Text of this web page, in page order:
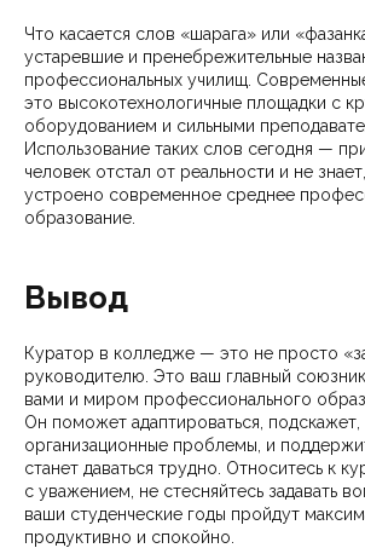
Что касается слов «шарага» или
устаревшие и пренебрежительные
профессиональных училищ.
это высокотехнологичные площадки с
оборудованием и сильными
Использование таких слов сегодня —
человек отстал от реальности и не
устроено современное среднее
образование.
Вывод
Куратор в колледже — это не просто
руководителю. Это ваш главный
вами и миром профессионального
Он поможет адаптироваться, подскажет,
организационные проблемы, и
станет даваться трудно. Относитесь к
с уважением, не стесняйтесь задавать
ваши студенческие годы пройдут
продуктивно и спокойно.